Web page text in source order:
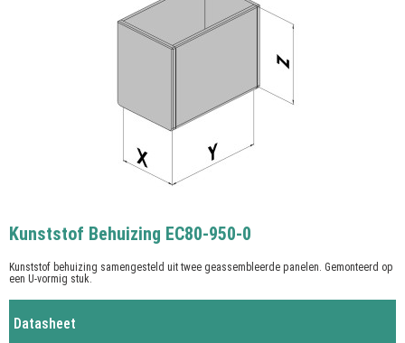
Kunststof Behuizing EC80-950-0
Kunststof behuizing samengesteld uit twee geassembleerde panelen. Gemonteerd op
een U-vormig stuk.
Datasheet